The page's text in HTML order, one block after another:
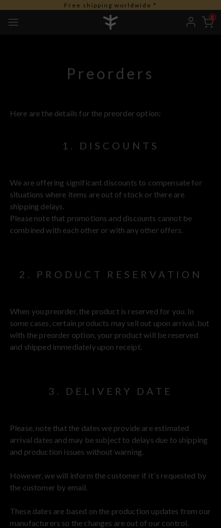
Free shipping worldwide *
0
Preorders
Here are the details for the preorder option:
1. DISCOUNTS
We are offering significant discounts to compensate for
situations where items are out of stock or there are
shipping delays.
Please note that promotions and discounts cannot be
combined with each other or with any other offers.
2. PRODUCT RESERVATION
When you preorder, the product is reserved for you. In
some cases, certain products may sell out upon arrival, but
with the preorder option, your product will be reserved
and shipped immediately upon receipt.
3. DELIVERY DATE
Please, note that the dates we provide are estimated
arrival dates and may be subject to delays due to shipping
and production issues without warning.
However, we will inform the customer if it´s requested by
the customer by email.
These dates are based on the production updates from our
manufacturers so the changes are out of our control.